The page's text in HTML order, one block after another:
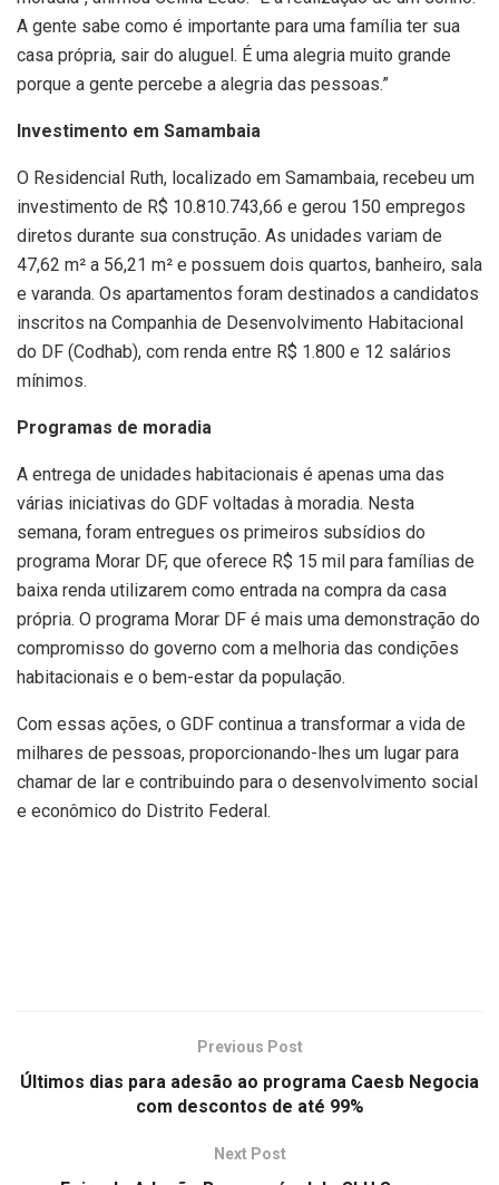
A gente sabe como é importante para uma família ter sua
casa própria, sair do aluguel. É uma alegria muito grande
porque a gente percebe a alegria das pessoas.”
Investimento em Samambaia
O Residencial Ruth, localizado em Samambaia, recebeu um
investimento de R$ 10.810.743,66 e gerou 150 empregos
diretos durante sua construção. As unidades variam de
47,62 m² a 56,21 m² e possuem dois quartos, banheiro, sala
e varanda. Os apartamentos foram destinados a candidatos
inscritos na Companhia de Desenvolvimento Habitacional
do DF (Codhab), com renda entre R$ 1.800 e 12 salários
mínimos.
Programas de moradia
A entrega de unidades habitacionais é apenas uma das
várias iniciativas do GDF voltadas à moradia. Nesta
semana, foram entregues os primeiros subsídios do
programa Morar DF, que oferece R$ 15 mil para famílias de
baixa renda utilizarem como entrada na compra da casa
própria. O programa Morar DF é mais uma demonstração do
compromisso do governo com a melhoria das condições
habitacionais e o bem-estar da população.
Com essas ações, o GDF continua a transformar a vida de
milhares de pessoas, proporcionando-lhes um lugar para
chamar de lar e contribuindo para o desenvolvimento social
e econômico do Distrito Federal.
Previous Post
Últimos dias para adesão ao programa Caesb Negocia
com descontos de até 99%
Next Post